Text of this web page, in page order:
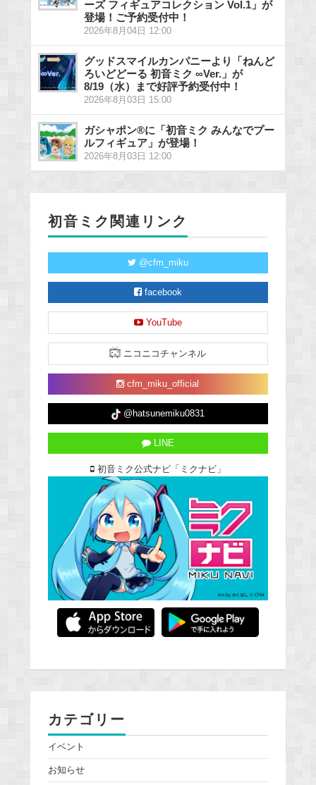
ーズ フィギュアコレクション Vol.1」が
登場！ご予約受付中！
2026年8月04日 12:00
グッドスマイルカンパニーより「ねんど
ろいどどーる 初音ミク ∞Ver.」が
8/19（水）まで好評予約受付中！
2026年8月03日 15:00
ガシャポン®に「初音ミク みんなでプー
ルフィギュア」が登場！
2026年8月03日 12:00
初音ミク関連リンク
@cfm_miku
facebook
YouTube
ニコニコチャンネル
cfm_miku_official
@hatsunemiku0831
LINE
初音ミク公式ナビ「ミクナビ」
カテゴリー
イベント
お知らせ